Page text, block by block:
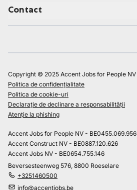
Contact
Copyright © 2025 Accent Jobs for People NV
Politica de confidențialitate
Politica de cookie-uri
Declarație de declinare a responsabilității
Atenție la phishing
Accent Jobs for People NV - BE0455.069.956
Accent Construct NV - BE0887.120.626
Accent Jobs NV - BE0654.755.146
Beversesteenweg 576, 8800 Roeselare
+3251460500
info@accentjobs.be